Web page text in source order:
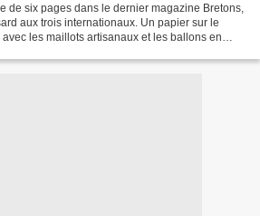
de six pages dans le dernier magazine Bretons,
aux trois internationaux. Un papier sur le
les maillots artisanaux et les ballons en